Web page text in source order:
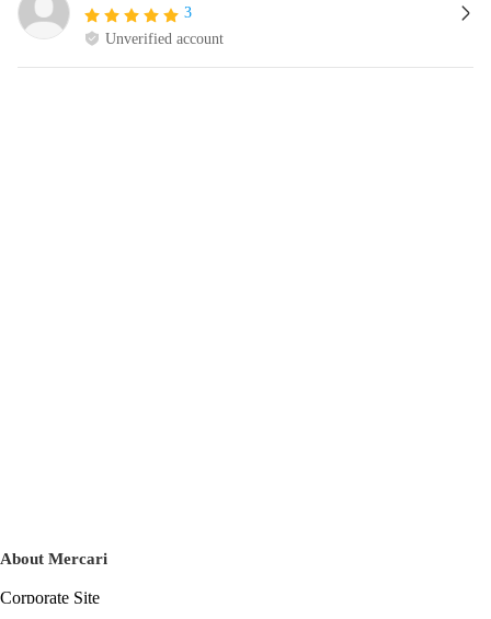
3
Unverified account
About Mercari
Corporate Site